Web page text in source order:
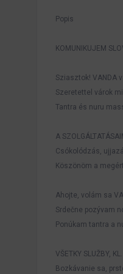
Popis
KOMUNIKUJEM
Sziasztok! VANDA
Szeretettel várok
Tantra és nuru
A
Csókolódzás,
Köszönöm a
Ahojte, volám sa
Srdečne pozývam
Ponúkam tantra a
VŠETKY SLUŽBY,
Bozkávanie sa,